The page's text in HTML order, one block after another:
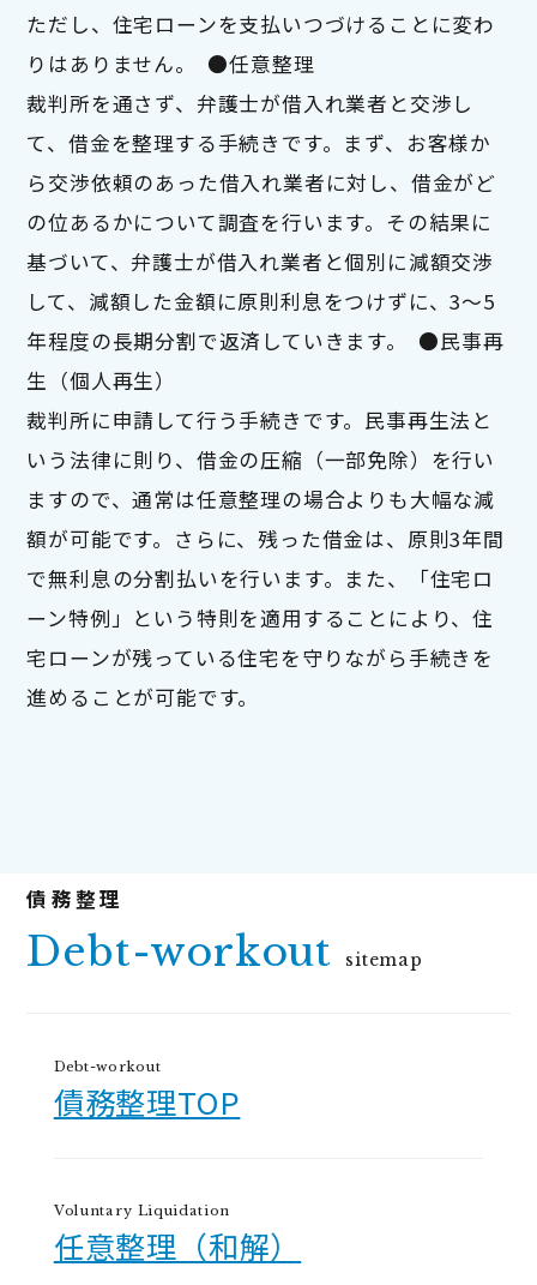
ただし、住宅ローンを支払いつづけることに変わ
りはありません。  ●任意整理
裁判所を通さず、弁護士が借入れ業者と交渉し
て、借金を整理する手続きです。まず、お客様か
ら交渉依頼のあった借入れ業者に対し、借金がど
の位あるかについて調査を行います。その結果に
基づいて、弁護士が借入れ業者と個別に減額交渉
して、減額した金額に原則利息をつけずに、3～5
年程度の長期分割で返済していきます。  ●民事再
生（個人再生）
裁判所に申請して行う手続きです。民事再生法と
いう法律に則り、借金の圧縮（一部免除）を行い
ますので、通常は任意整理の場合よりも大幅な減
額が可能です。さらに、残った借金は、原則3年間
で無利息の分割払いを行います。また、「住宅ロ
ーン特例」という特則を適用することにより、住
宅ローンが残っている住宅を守りながら手続きを
進めることが可能です。
Debt-workout sitemap
Debt-workout
債務整理TOP
Voluntary Liquidation
任意整理（和解）